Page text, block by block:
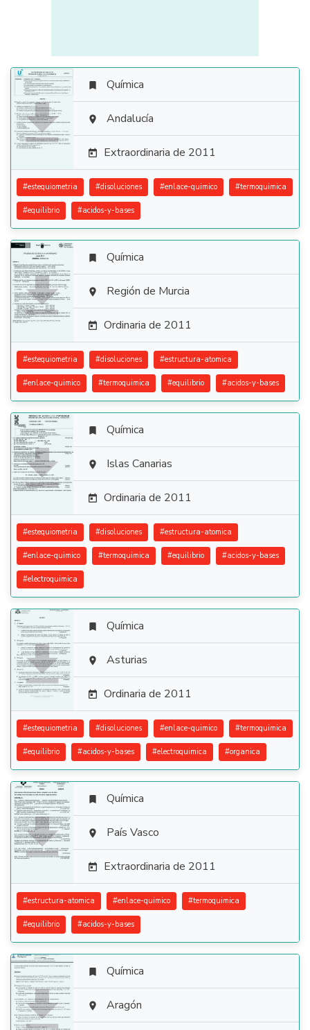

 Química
 Andalucía
 Extraordinaria de 2011
#estequiometria #disoluciones #enlace-quimico #termoquimica
#equilibrio #acidos-y-bases

 Química
 Región de Murcia
 Ordinaria de 2011
#estequiometria #disoluciones #estructura-atomica
#enlace-quimico #termoquimica #equilibrio #acidos-y-bases

 Química
 Islas Canarias
 Ordinaria de 2011
#estequiometria #disoluciones #estructura-atomica
#enlace-quimico #termoquimica #equilibrio #acidos-y-bases
#electroquimica

 Química
 Asturias
 Ordinaria de 2011
#estequiometria #disoluciones #enlace-quimico #termoquimica
#equilibrio #acidos-y-bases #electroquimica #organica

 Química
 País Vasco
 Extraordinaria de 2011
#estructura-atomica #enlace-quimico #termoquimica
#equilibrio #acidos-y-bases

 Química
 Aragón